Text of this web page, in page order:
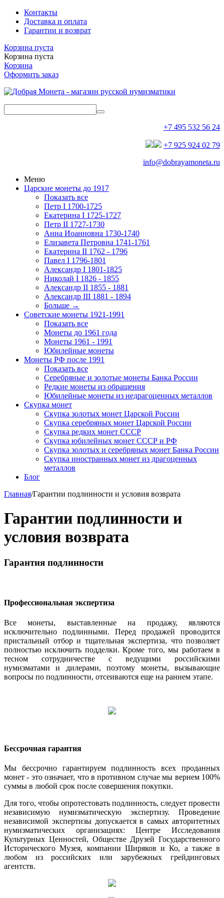
Контакты
Доставка и оплата
Гарантии и возврат
Корзина пуста
Корзина пуста
Корзина
Оформить заказ
+7 495 532 56 24
+7 925 924 02 79
info@dobrayamoneta.ru
Меню
Царские монеты до 1917
Показать все
Петр I 1700-1725
Екатерина I 1725-1727
Петр II 1727-1730
Анна Иоанновна 1730-1740
Елизавета Петровна 1741-1761
Екатерина II 1762 - 1796
Павел I 1796-1801
Александр I 1801-1825
Николай I 1826 - 1855
Александр II 1855 - 1881
Александр III 1881 - 1894
Больше →
Советские монеты 1921-1991
Показать все
Монеты до 1961 года
Монеты 1961 - 1991
Юбилейные монеты
Монеты РФ после 1991
Показать все
Серебряные и золотые монеты Банка России
Редкие монеты из обращения
Юбилейные монеты из недрагоценных металлов
Скупка монет
Скупка золотых монет Царской России
Скупка серебряных монет Царской России
Скупка редких монет СССР
Скупка юбилейных монет СССР и РФ
Скупка золотых и серебряных монет Банка России
Скупка иностранных монет из драгоценных
металлов
Блог
Главная/Гарантии подлинности и условия возврата
Гарантии подлинности и
условия возврата
Гарантия подлинности
Профессиональная экспертиза
Все монеты, выставленные на продажу, являются
исключительно подлинными. Перед продажей проводится
пристальный отбор и тщательная экспертиза, что позволяет
полностью исключить подделки. Кроме того, мы работаем в
тесном сотрудничестве с ведущими российскими
нумизматами и дилерами, поэтому монеты, вызывающие
вопросы по подлинности, отсеиваются еще на раннем этапе.
Бессрочная гарантия
Мы бессрочно гарантируем подлинность всех проданных
монет - это означает, что в противном случае мы вернем 100%
суммы в любой срок после совершения покупки.
Для того, чтобы опротестовать подлинность, следует провести
независимую нумизматическую экспертизу. Проведение
независимой экспертизы допускается в самых авторитетных
нумизматических организациях: Центре Исследования
Культурных Ценностей, Обществе Друзей Государственного
Исторического Музея, компании Ширяков и Ко, а также в
любом из российских или зарубежных грейдинговых
агентств.